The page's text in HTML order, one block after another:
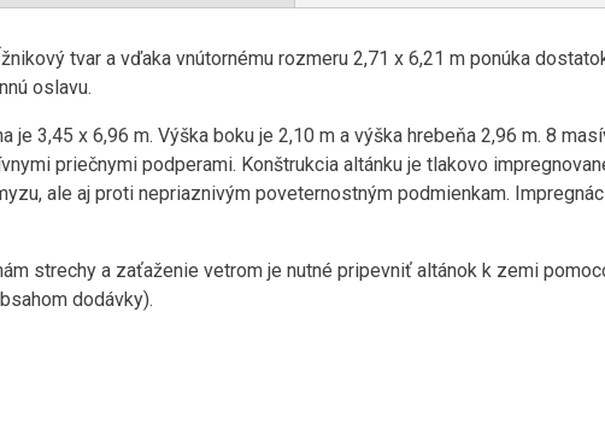
tvar a vďaka vnútornému rozmeru 2,71 x 6,21 m ponúka
oslavu.
je 3,45 x 6,96 m. Výška boku je 2,10 m a výška hrebeňa 2,96 m. 8
priečnymi podperami. Konštrukcia altánku je tlakovo
ale aj proti nepriaznivým poveternostným podmienkam.
strechy a zaťaženie vetrom je nutné pripevniť altánok k zemi
dodávky).